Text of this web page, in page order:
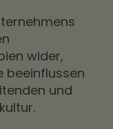
wider,
beeinflussen
und